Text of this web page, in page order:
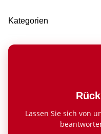
Kategorien
Lassen Sie sich von